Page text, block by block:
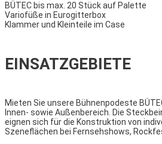
BÜTEC bis max. 20 Stück auf Palette
Variofüße in Eurogitterbox
Klammer und Kleinteile im Case
EINSATZGEBIETE
Mieten Sie unsere Bühnenpodeste
Innen- sowie Außenbereich. Die
eignen sich für die Konstruktion von
Szeneflächen bei Fernsehshows,